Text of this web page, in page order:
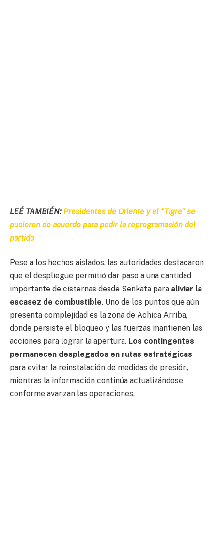
LEÉ TAMBIÉN: Presidentes de Oriente y el “Tigre” se
pusieron de acuerdo para pedir la reprogramación del
partido
Pese a los hechos aislados, las autoridades destacaron
que el despliegue permitió dar paso a una cantidad
importante de cisternas desde Senkata para aliviar la
escasez de combustible. Uno de los puntos que aún
presenta complejidad es la zona de Achica Arriba,
donde persiste el bloqueo y las fuerzas mantienen las
acciones para lograr la apertura. Los contingentes
permanecen desplegados en rutas estratégicas
para evitar la reinstalación de medidas de presión,
mientras la información continúa actualizándose
conforme avanzan las operaciones.